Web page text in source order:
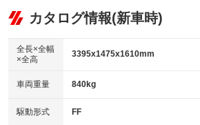
リフトアップ
：装備なし
：装備なし
パワーウィンドウ
アイドリングストップ
：装備あり
USB入力端子
：装備なし
ビジュアル：-／DVD再生
：装備あり
：装備なし
革シート
キーレス
HID(キセノンライト)
：装備なし
カタログ情報(新車時)
全長×全幅
×全高
3395x1475x1610mm
車両重量 840kg
駆動形式 FF